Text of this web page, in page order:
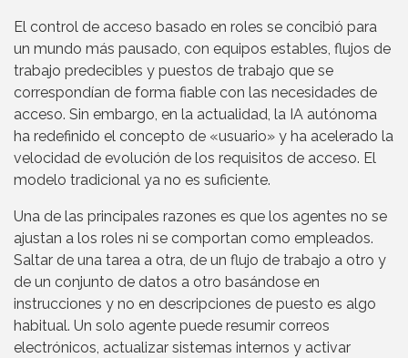
El control de acceso basado en roles se concibió para
un mundo más pausado, con equipos estables, flujos de
trabajo predecibles y puestos de trabajo que se
correspondían de forma fiable con las necesidades de
acceso. Sin embargo, en la actualidad, la IA autónoma
ha redefinido el concepto de «usuario» y ha acelerado la
velocidad de evolución de los requisitos de acceso. El
modelo tradicional ya no es suficiente.
Una de las principales razones es que los agentes no se
ajustan a los roles ni se comportan como empleados.
Saltar de una tarea a otra, de un flujo de trabajo a otro y
de un conjunto de datos a otro basándose en
instrucciones y no en descripciones de puesto es algo
habitual. Un solo agente puede resumir correos
electrónicos, actualizar sistemas internos y activar